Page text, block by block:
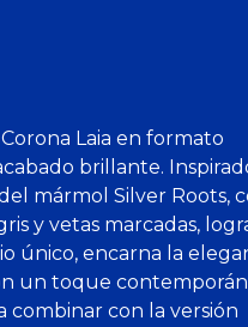
Laia en formato
brillante.
del mármol Silver Roots,
y vetas marcadas,
único, encarna la
un toque
combinar con la versión